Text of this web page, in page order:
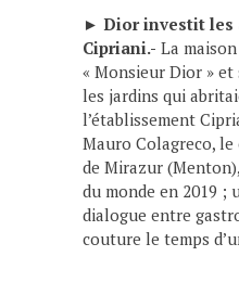
► Dior investit les
Cipriani.- La
« Monsieur Dior » et
les jardins qui
l’établissement
Mauro Colagreco,
de Mirazur
du monde en 2019 ;
dialogue entre
couture le temps